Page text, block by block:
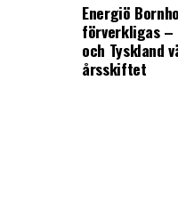
Energiö
förverkligas –
och Tyskland
årsskiftet